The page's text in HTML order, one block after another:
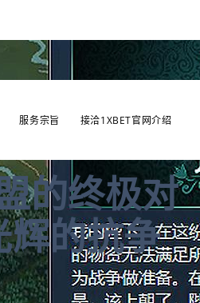
服务宗旨 接洽1XBET官网介绍
的终极对
辉的抗争